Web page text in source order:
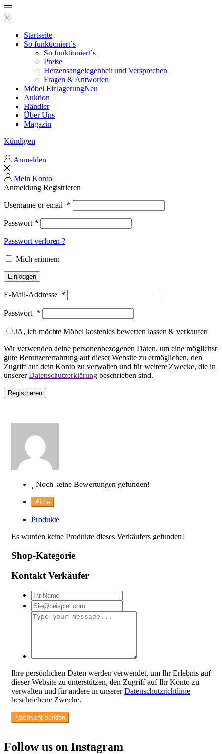
Startseite
So funktioniert´s
So funktioniert´s
Preise
Herzensangelegenheit und Versprechen
Fragen & Antworten
Möbel EinlagerungNeu
Auktion
Händler
Über Uns
Magazin
Kündigen
Anmelden
Mein Konto
Anmeldung Registrieren
Username or email *
Passwort *
Passwort verloren ?
Mich erinnern
Einloggen
E-Mail-Addresse *
Passwort *
JA, ich möchte Möbel kostenlos bewerten lassen & verkaufen
Wir verwenden deine personenbezogenen Daten, um eine möglichst
gute Benutzererfahrung auf dieser Website zu ermöglichen, den
Zugriff auf dein Konto zu verwalten und für weitere Zwecke, die in
unsererDatenschutzerklärung beschrieben sind.
Registrieren
Noch keine Bewertungen gefunden!
Aktie
Produkte
Es wurden keine Produkte dieses Verkäufers gefunden!
Shop-Kategorie
Kontakt Verkäufer
Ihre persönlichen Daten werden verwendet, um Ihr Erlebnis auf
dieser Website zu unterstützen, den Zugriff auf Ihr Konto zu
verwalten und für andere in unsererDatenschutzrichtlinie
beschriebene Zwecke.
Follow us on Instagram